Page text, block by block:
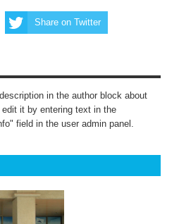
Share on Twitter
in the author block about
edit it by entering text in the
field in the user admin panel.